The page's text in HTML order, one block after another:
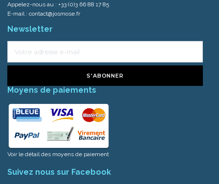
Appelez-nous au : +33 (0)3 66 88 17 85
E-mail : contact@josmose.fr
Newsletter
S'ABONNER
Moyens de paiements
Voir le détail des moyens de paiement
Suivez nous sur Facebook